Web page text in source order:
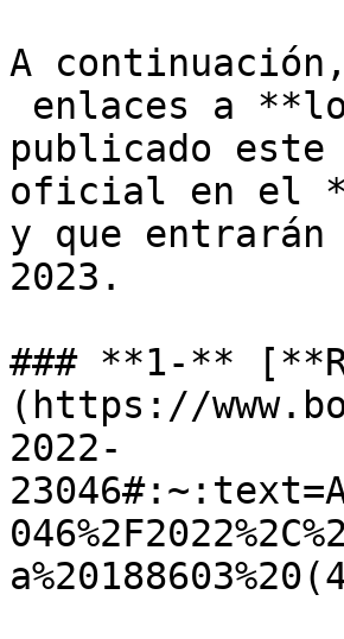
A
enlaces a
publicado este
oficial en el
y que
2023.
### **1-**
(https://
2022-